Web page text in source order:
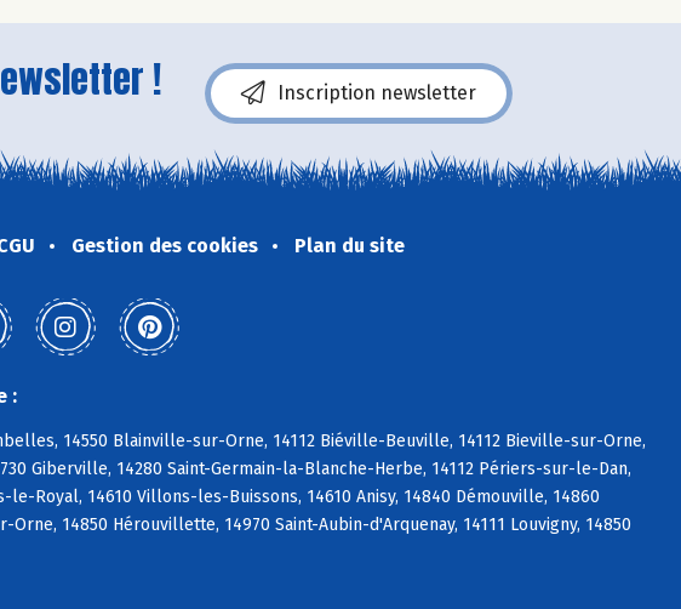
! Inscription newsletter
Gestion des cookies Plan du site
:
14550 Blainville-sur-Orne, 14112 Biéville-Beuville, 14112 Bieville-sur-Orne,
Giberville, 14280 Saint-Germain-la-Blanche-Herbe, 14112 Périers-sur-le-Dan,
Royal, 14610 Villons-les-Buissons, 14610 Anisy, 14840 Démouville, 14860
14850 Hérouvillette, 14970 Saint-Aubin-d'Arquenay, 14111 Louvigny, 14850